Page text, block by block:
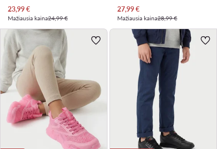
Dabartinė kaina
23,99€
Mažiausia kaina24,99 €
Dabartinė kaina
27,99€
Mažiausia kaina28,99 €